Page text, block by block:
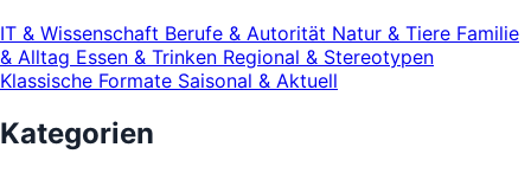
IT & Wissenschaft Berufe & Autorität Natur & Tiere Familie
& Alltag Essen & Trinken Regional & Stereotypen
Klassische Formate Saisonal & Aktuell
Kategorien